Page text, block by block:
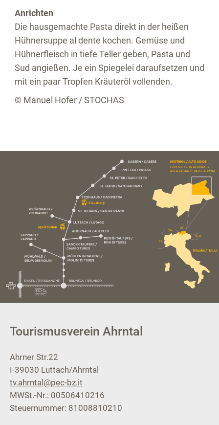
Anrichten
Die hausgemachte Pasta direkt in der heißen
Hühnersuppe al dente kochen. Gemüse und
Hühnerfleisch in tiefe Teller geben, Pasta und
Sud angießen. Je ein Spiegelei daraufsetzen und
mit ein paar Tropfen Kräuteröl vollenden.
© Manuel Hofer / STOCHAS
Tourismusverein Ahrntal
Ahrner Str.22
I-39030 Luttach/Ahrntal
tv.ahrntal@pec-bz.it
MWSt.-Nr.: 00506410216
Steuernummer: 81008810210